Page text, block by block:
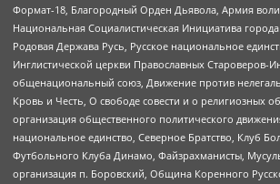
Формат-18, Благородный Орден Дьявола, Армия воли
Национальная Социалистическая Инициатива
Родовая Держава Русь, Русское национальное
Инглистической церкви Православных Староверов-
общенациональный союз, Движение против
Кровь и Честь, О свободе совести и о религиозных
организация общественного политического
национальное единство, Северное Братство, Клуб
Футбольного Клуба Динамо, Файзрахманисты,
организация п. Боровский, Община Коренного